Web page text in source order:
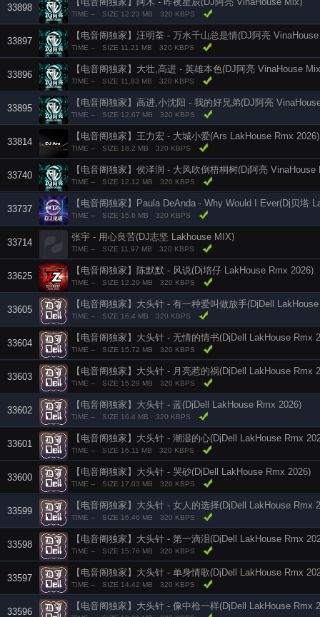
33898
TIME -- SIZE 12.23 MB 320 KBPS
33897
【电音阁独家】汪明荃 - 万水千山总是情(DJ阿亮
TIME -- SIZE 11.21 MB 320 KBPS
33896
【电音阁独家】大壮,高进 - 英雄本色(DJ阿亮 VinaHouse
TIME -- SIZE 11.83 MB 320 KBPS
33895
【电音阁独家】高进,小沈阳 - 我的好兄弟(DJ阿亮
TIME -- SIZE 12.67 MB 320 KBPS
33814
【电音阁独家】王力宏 - 大城小爱(Ars LakHouse Rmx 2026)
TIME -- SIZE 18.2 MB 320 KBPS
33740
【电音阁独家】侯泽润 - 大风吹倒梧桐树(Dj阿亮 VinaHouse
TIME -- SIZE 12.12 MB 320 KBPS
33737
TIME -- SIZE 15.6 MB 320 KBPS
33714
张宇 - 用心良苦(DJ志坚 Lakhouse MIX)
TIME -- SIZE 11.97 MB 320 KBPS
33625
【电音阁独家】陈默默 - 风说(Dj培仔 LakHouse Rmx 2026)
TIME -- SIZE 12.29 MB 320 KBPS
33605
【电音阁独家】大头针 - 有一种爱叫做放手(DjDell
TIME -- SIZE 16.4 MB 320 KBPS
33604
【电音阁独家】大头针 - 无情的情书(DjDell LakHouse Rmx
TIME -- SIZE 15.72 MB 320 KBPS
33603
【电音阁独家】大头针 - 月亮惹的祸(DjDell LakHouse Rmx
TIME -- SIZE 15.29 MB 320 KBPS
33602
【电音阁独家】大头针 - 蓝(DjDell LakHouse Rmx 2026)
TIME -- SIZE 16.4 MB 320 KBPS
33601
【电音阁独家】大头针 - 潮湿的心(DjDell LakHouse Rmx
TIME -- SIZE 16.11 MB 320 KBPS
33600
【电音阁独家】大头针 - 哭砂(DjDell LakHouse Rmx 2026)
TIME -- SIZE 17.03 MB 320 KBPS
33599
【电音阁独家】大头针 - 女人的选择(DjDell LakHouse Rmx
TIME -- SIZE 16.46 MB 320 KBPS
33598
【电音阁独家】大头针 - 第一滴泪(DjDell LakHouse Rmx
TIME -- SIZE 15.76 MB 320 KBPS
33597
【电音阁独家】大头针 - 单身情歌(DjDell LakHouse Rmx
TIME -- SIZE 14.42 MB 320 KBPS
33596
【电音阁独家】大头针 - 像中枪一样(DjDell LakHouse Rmx